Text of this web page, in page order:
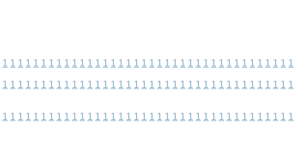
1 1 1 1 1 1 1 1 1 1 1 1 1 1 1 1 1 1 1 1 1 1 1 1 1 1 1 1 1 1 1 1 1 1 1 1 1 1
1 1 1 1 1 1 1 1 1 1 1 1 1 1 1 1 1 1 1 1 1 1 1 1 1 1 1 1 1 1 1 1 1 1 1 1 1 1
1 1 1 1 1 1 1 1 1 1 1 1 1 1 1 1 1 1 1 1 1 1 1 1 1 1 1 1 1 1 1 1 1 1 1 1 1 1